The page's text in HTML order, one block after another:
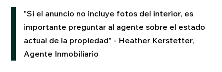
"Si el anuncio no incluye fotos del interior, es
importante preguntar al agente sobre el estado
actual de la propiedad" - Heather Kerstetter,
Agente Inmobiliario